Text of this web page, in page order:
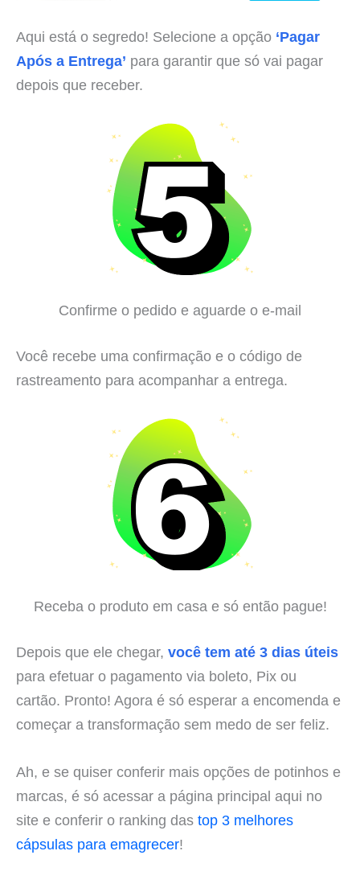
Aqui está o segredo! Selecione a opção ‘Pagar
Após a Entrega’ para garantir que só vai pagar
depois que receber.
Confirme o pedido e aguarde o e-mail
Você recebe uma confirmação e o código de
rastreamento para acompanhar a entrega.
Receba o produto em casa e só então pague!
Depois que ele chegar, você tem até 3 dias úteis
para efetuar o pagamento via boleto, Pix ou
cartão. Pronto! Agora é só esperar a encomenda e
começar a transformação sem medo de ser feliz.
Ah, e se quiser conferir mais opções de potinhos e
marcas, é só acessar a página principal aqui no
site e conferir o ranking das top 3 melhores
cápsulas para emagrecer!